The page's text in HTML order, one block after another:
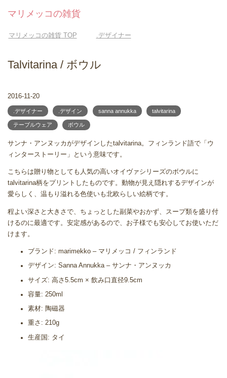
マリメッコの雑貨
マリメッコの雑貨TOP .デザイナー
Talvitarina / ボウル
2016-11-20
.デザイナー .デザイン sanna annukka talvitarina
テーブルウェア ボウル
サンナ・アンヌッカがデザインしたtalvitarina。フィンランド語で「ウ
ィンターストーリー」という意味です。
こちらは贈り物としても人気の高いオイヴァシリーズのボウルに
talvitarina柄をプリントしたものです。動物が見え隠れするデザインが
愛らしく、温もり溢れる色使いも北欧らしい絵柄です。
程よい深さと大きさで、ちょっとした副菜やおかず、スープ類を盛り付
けるのに最適です。安定感があるので、お子様でも安心してお使いただ
けます。
ブランド: marimekko – マリメッコ / フィンランド
デザイン: Sanna Annukka – サンナ・アンヌッカ
サイズ: 高さ5.5cm × 飲み口直径9.5cm
容量: 250ml
素材: 陶磁器
重さ: 210g
生産国: タイ